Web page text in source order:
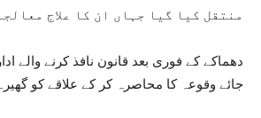
منتقل کیا گیا جہاں ان کا علاج
دھماکے کے فوری بعد قانون نافذ کرنے والے
جائے وقوعہ کا محاصرہ کر کے علاقے کو گھیرے